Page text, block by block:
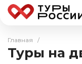
Главная /
Туры на